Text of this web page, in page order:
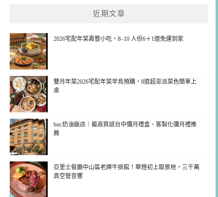
近期文章
2026宅配年菜壽豐小吃，8–10 人份6＋1道免運到家
雙月年菜2026宅配年菜早鳥預購，8道超澎派菜色簡單上
桌
but.奶油飯店｜最高質感台中彌月禮盒、客製化彌月禮推
薦
亞里士餐廳中山區老牌牛排館！華燈初上取景地，三千萬
真空管音響